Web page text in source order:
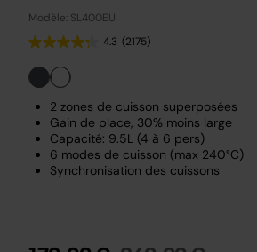
Modèle: SL400EU
4.3 (2175)
2 zones de cuisson superposées
Gain de place, 30% moins large
Capacité: 9.5L (4 à 6 pers)
6 modes de cuisson (max 240°C)
Synchronisation des cuissons